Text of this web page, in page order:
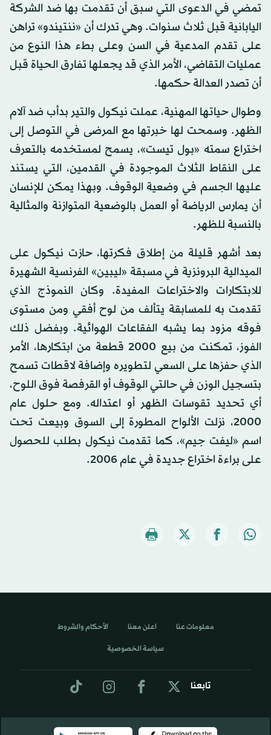
تمضي في الدعوى التي سبق أن تقدمت بها ضد الشركة
اليابانية قبل ثلاث سنوات. وهي تدرك أن «ننتيندو» تراهن
على تقدم المدعية في السن وعلى بطء هذا النوع من
عمليات التقاضي، الأمر الذي قد يجعلها تفارق الحياة قبل
أن تصدر العدالة حكمها.
وطوال حياتها المهنية، عملت نيكول والتير بدأب ضد آلام
الظهر. وسمحت لها خبرتها مع المرضى في التوصل إلى
اختراع سمته «بول تيست»، يسمح لمستخدمه بالتعرف
على النقاط الثلاث الموجودة في القدمين، التي يستند
عليها الجسم في وضعية الوقوف. وبهذا يمكن للإنسان
أن يمارس الرياضة أو العمل بالوضعية المتوازنة والمثالية
بالنسبة للظهر.
بعد أشهر قليلة من إطلاق فكرتها، حازت نيكول على
الميدالية البرونزية في مسبقة «ليبين» الفرنسية الشهيرة
للابتكارات والاختراعات المفيدة. وكان النموذج الذي
تقدمت به للمسابقة يتألف من لوح أفقي ومن مستوى
فوقه مزود بما يشبه الفقاعات الهوائية. وبفضل ذلك
الفوز، تمكنت من بيع 2000 قطعة من ابتكارها، الأمر
الذي حفزها على السعي لتطويره وإضافة لاقطات تسمح
بتسجيل الوزن في حالتي الوقوف أو القرفصة فوق اللوح،
أي تحديد تقوسات الظهر أو اعتداله. ومع حلول عام
2000، نزلت الألواح المطورة إلى السوق وبيعت تحت
اسم «ليفت جيم»، كما تقدمت نيكول بطلب للحصول
على براءة اختراع جديدة في عام 2006.
تابعنا
معلومات عنا اعلن معنا الأحكام والشروط
سياسة الخصوصية